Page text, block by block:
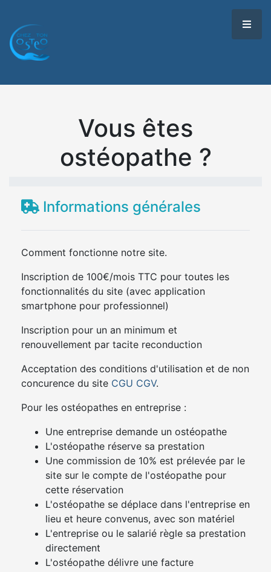
Vous êtes
ostéopathe ?
Informations générales
Comment fonctionne notre site.
Inscription de 100€/mois TTC pour toutes les
fonctionnalités du site (avec application
smartphone pour professionnel)
Inscription pour un an minimum et
renouvellement par tacite reconduction
Acceptation des conditions d'utilisation et de non
concurence du site CGU CGV.
Pour les ostéopathes en entreprise :
Une entreprise demande un ostéopathe
L'ostéopathe réserve sa prestation
Une commission de 10% est prélevée par le
site sur le compte de l'ostéopathe pour
cette réservation
L'ostéopathe se déplace dans l'entreprise en
lieu et heure convenus, avec son matériel
L'entreprise ou le salarié règle sa prestation
directement
L'ostéopathe délivre une facture